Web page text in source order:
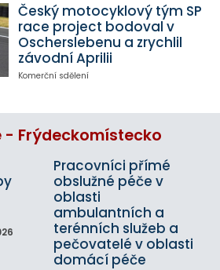
Český motocyklový tým SP
race project bodoval v
Oscherslebenu a zrychlil
závodní Aprilii
Komerční sdělení
- Frýdeckomístecko
Pracovníci přímé
obslužné péče v
oblasti
ambulantních a
terénních služeb a
pečovatelé v oblasti
domácí péče